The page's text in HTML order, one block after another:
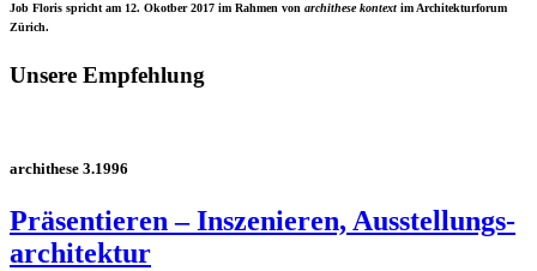
Job Floris spricht am 12. Okotber 2017 im Rahmen von archithese kontext im Architekturforum
Zürich.
Unsere Empfehlung
archithese 3.1996
Präsentieren – Inszenieren, Ausstellungs­
architektur